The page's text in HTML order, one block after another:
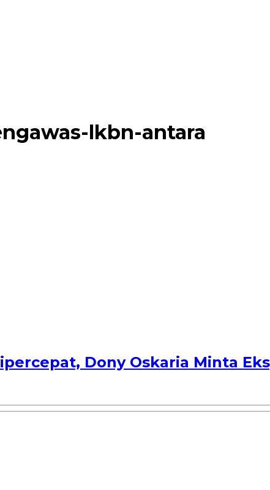
lkbn-antara
Dony Oskaria Minta